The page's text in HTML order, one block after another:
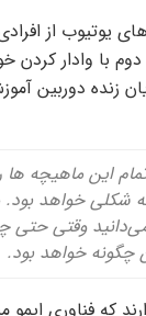
یوتیوب از
با وادار کردن
زنده دوربین
این ماهیچه ها
خواهد بود.
وقتی حتی
چگونه خواهد بود.
که فناوری ایمو